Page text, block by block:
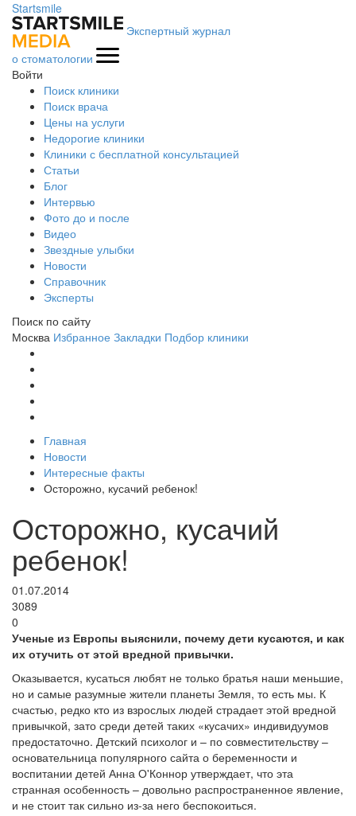
Startsmile
Экспертный журнал
о стоматологии
Войти
Поиск клиники
Поиск врача
Цены на услуги
Недорогие клиники
Клиники с бесплатной консультацией
Статьи
Блог
Интервью
Фото до и после
Видео
Звездные улыбки
Новости
Справочник
Эксперты
Поиск по сайту
Москва Избранное Закладки Подбор клиники
Главная
Новости
Интересные факты
Осторожно, кусачий ребенок!
Осторожно, кусачий
ребенок!
01.07.2014
3089
0
Ученые из Европы выяснили, почему дети кусаются, и как
их отучить от этой вредной привычки.
Оказывается, кусаться любят не только братья наши меньшие,
но и самые разумные жители планеты Земля, то есть мы. К
счастью, редко кто из взрослых людей страдает этой вредной
привычкой, зато среди детей таких «кусачих» индивидуумов
предостаточно. Детский психолог и – по совместительству –
основательница популярного сайта о беременности и
воспитании детей Анна О'Коннор утверждает, что эта
странная особенность – довольно распространенное явление,
и не стоит так сильно из-за него беспокоиться.